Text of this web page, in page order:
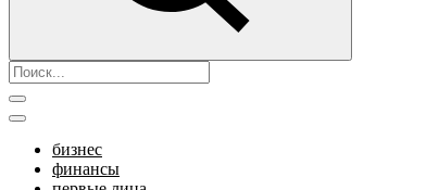
бизнес
финансы